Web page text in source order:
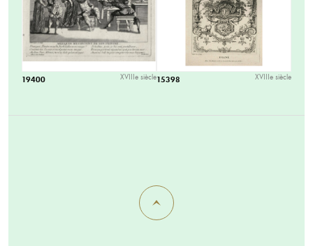
19400 XVIIIe siècle15398 XVIIIe siècle